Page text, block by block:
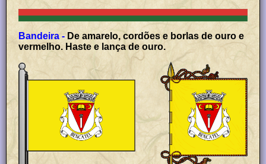
Bandeira - De amarelo, cordões e borlas de ouro e
vermelho. Haste e lança de ouro.